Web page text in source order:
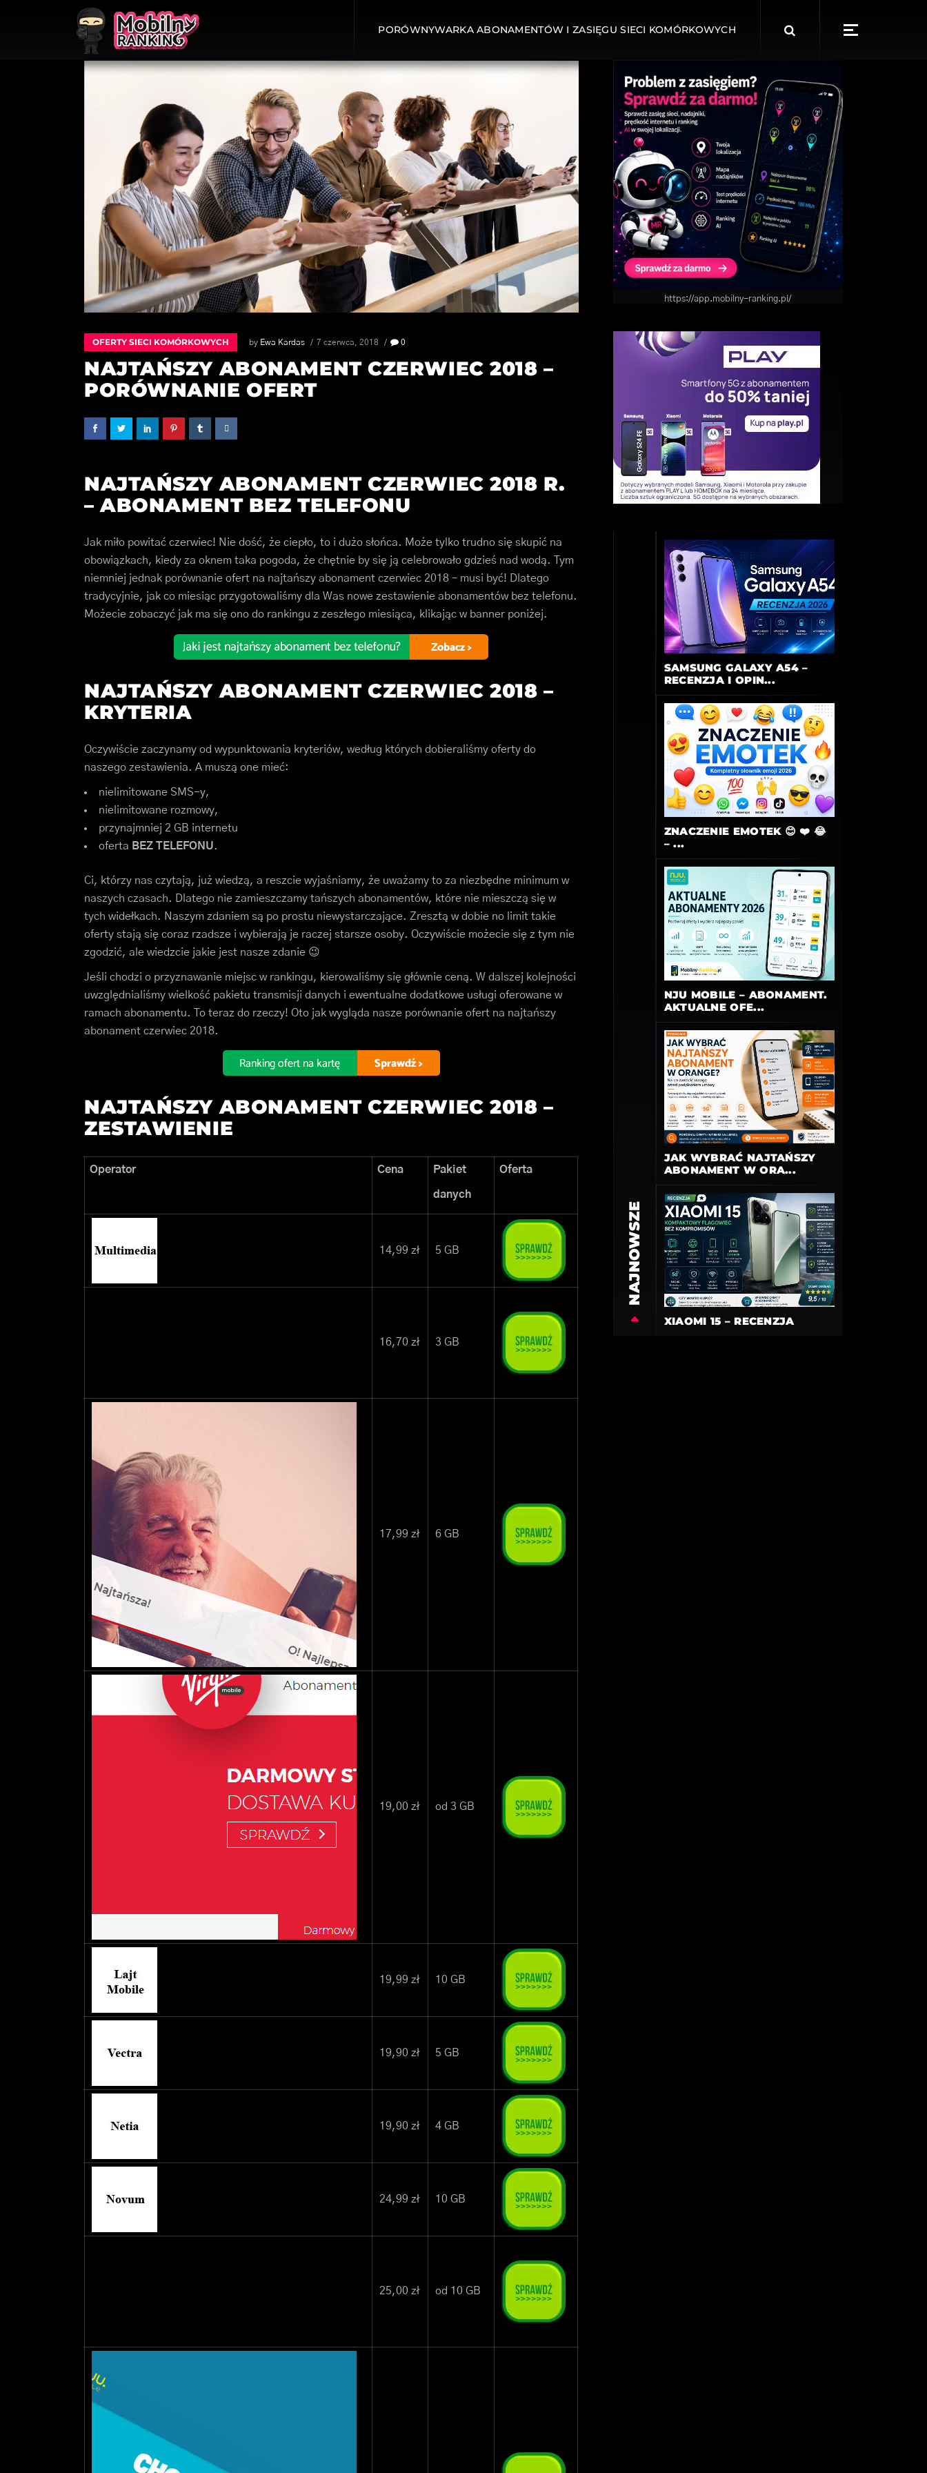
PORÓWNYWARKA ABONAMENTÓW I ZASIĘGU SIECI KOMÓRKOWYCH
for:
OFERTY SIECI KOMÓRKOWYCH by Ewa Kardas 7 czerwca, 2018 0
NAJTAŃSZY ABONAMENT CZERWIEC 2018 –
PORÓWNANIE OFERT
NAJTAŃSZY ABONAMENT CZERWIEC 2018 R.
– ABONAMENT BEZ TELEFONU
Jak miło powitać czerwiec! Nie dość, że ciepło, to i dużo słońca. Może tylko trudno się skupić na
obowiązkach, kiedy za oknem taka pogoda, że chętnie by się ją celebrowało gdzieś nad wodą. Tym
niemniej jednak porównanie ofert na najtańszy abonament czerwiec 2018 – musi być! Dlatego
tradycyjnie, jak co miesiąc przygotowaliśmy dla Was nowe zestawienie abonamentów bez telefonu.
Możecie zobaczyć jak ma się ono do rankingu z zeszłego miesiąca, klikając w banner poniżej.
NAJTAŃSZY ABONAMENT CZERWIEC 2018 –
KRYTERIA
Oczywiście zaczynamy od wypunktowania kryteriów, według których dobieraliśmy oferty do
naszego zestawienia. A muszą one mieć:
nielimitowane SMS-y,
nielimitowane rozmowy,
przynajmniej 2 GB internetu
oferta BEZ TELEFONU.
Ci, którzy nas czytają, już wiedzą, a reszcie wyjaśniamy, że uważamy to za niezbędne minimum w
naszych czasach. Dlatego nie zamieszczamy tańszych abonamentów, które nie mieszczą się w
tych widełkach. Naszym zdaniem są po prostu niewystarczające. Zresztą w dobie no limit takie
oferty stają się coraz rzadsze i wybierają je raczej starsze osoby. Oczywiście możecie się z tym nie
zgodzić, ale wiedzcie jakie jest nasze zdanie 😉
Jeśli chodzi o przyznawanie miejsc w rankingu, kierowaliśmy się głównie ceną. W dalszej kolejności
uwzględnialiśmy wielkość pakietu transmisji danych i ewentualne dodatkowe usługi oferowane w
ramach abonamentu. To teraz do rzeczy! Oto jak wygląda nasze porównanie ofert na najtańszy
abonament czerwiec 2018.
NAJTAŃSZY ABONAMENT CZERWIEC 2018 –
ZESTAWIENIE
Operator Cena Pakiet
danych
Oferta
14,99 zł 5 GB
16,70 zł 3 GB
17,99 zł 6 GB
19,00 zł od 3 GB
19,99 zł 10 GB
19,90 zł 5 GB
19,90 zł 4 GB
24,99 zł 10 GB
25,00 zł od 10 GB
https://app.mobilny-ranking.pl/
NAJNOWSZE
SAMSUNG GALAXY A54 –
RECENZJA I OPIN...
ZNACZENIE EMOTEK 😊 ❤️ 😂
– ...
NJU MOBILE – ABONAMENT.
AKTUALNE OFE...
JAK WYBRAĆ NAJTAŃSZY
ABONAMENT W ORA...
XIAOMI 15 – RECENZJA